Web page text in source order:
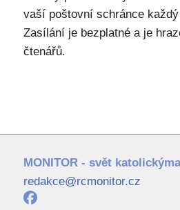
vaší poštovní schránce
Zasílání je bezplatné a je
čtenářů.
MONITOR - svět
redakce@rcmonitor.cz